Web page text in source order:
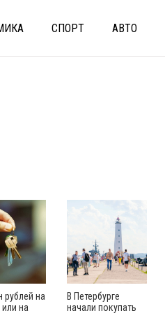
СПОРТ АВТО
рублей на
на
В Петербурге
начали покупать